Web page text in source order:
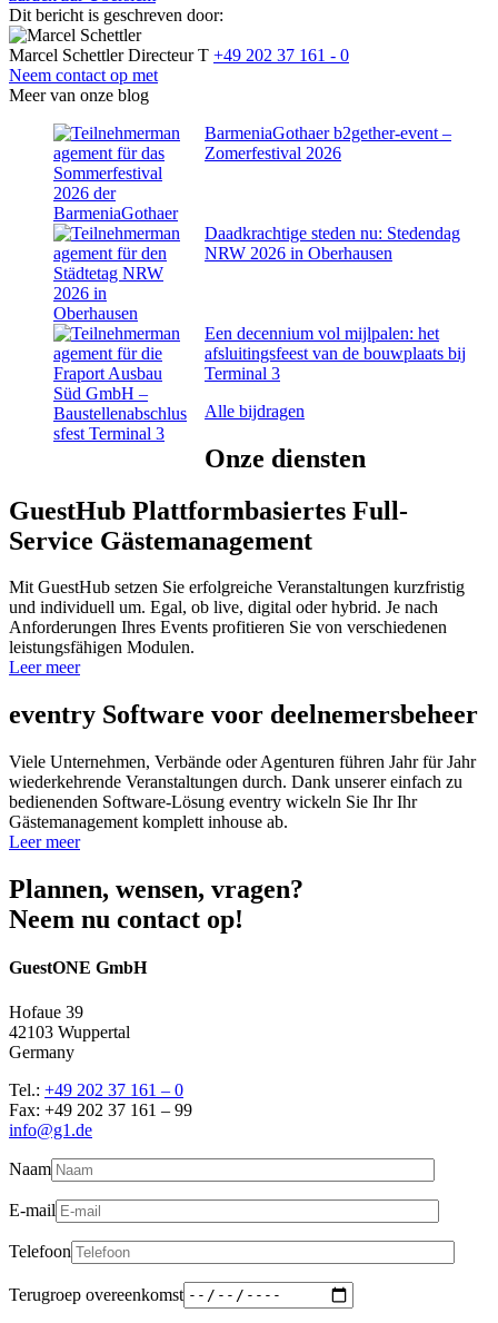
Dit bericht is geschreven door:
Marcel Schettler Directeur T +49 202 37 161 - 0
Neem contact op met
Meer van onze blog
BarmeniaGothaer b2gether-event –
Zomerfestival 2026
Daadkrachtige steden nu: Stedendag
NRW 2026 in Oberhausen
Een decennium vol mijlpalen: het
afsluitingsfeest van de bouwplaats bij
Terminal 3
Alle bijdragen
Onze diensten
GuestHub Plattformbasiertes Full-
Service Gäste­management
Mit GuestHub setzen Sie erfolgreiche Veranstaltungen kurzfristig
und individuell um. Egal, ob live, digital oder hybrid. Je nach
Anforderungen Ihres Events profitieren Sie von verschiedenen
leistungsfähigen Modulen.
Leer meer
eventry Software voor deelnemersbeheer
Viele Unternehmen, Verbände oder Agenturen führen Jahr für Jahr
wiederkehrende Veranstaltungen durch. Dank unserer einfach zu
bedienenden Software-Lösung eventry wickeln Sie Ihr Ihr
Gästemanagement komplett inhouse ab.
Leer meer
Plannen, wensen, vragen?
Neem nu contact op!
GuestONE GmbH
Hofaue 39
42103 Wuppertal
Germany
Tel.: +49 202 37 161 – 0
Fax: +49 202 37 161 – 99
info@g1.de
Naam
E-mail
Telefoon
Terugroep overeenkomst